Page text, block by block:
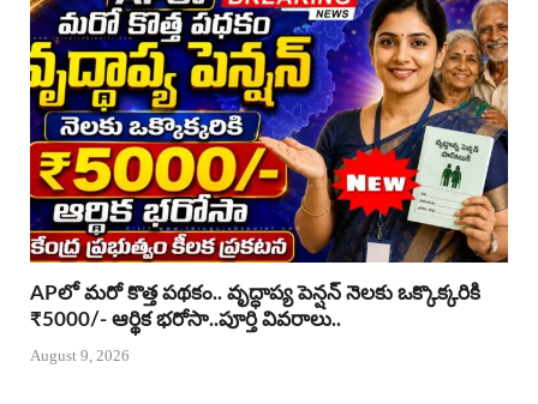
APలో మరో కొత్త పథకం.. వృద్ధాప్య పెన్షన్ నెలకు ఒక్కొక్కరికి
₹5000/- ఆర్థిక భరోసా..పూర్తి వివరాలు..
August 9, 2026